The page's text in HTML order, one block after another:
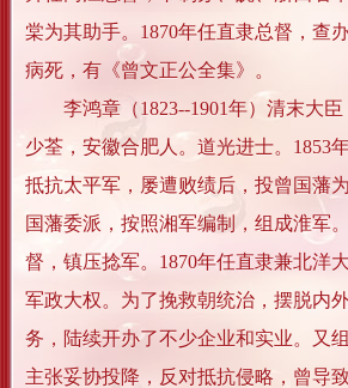
棠为其助手。1870年任直隶总督，查
病死，有《曾文正公全集》。
李鸿章（1823--1901年）清末大臣
少荃，安徽合肥人。道光进士。1853
抵抗太平军，屡遭败绩后，投曾国藩
国藩委派，按照湘军编制，组成淮军
督，镇压捻军。1870年任直隶兼北洋
军政大权。为了挽救朝统治，摆脱内
务，陆续开办了不少企业和实业。又
主张妥协投降，反对抵抗侵略，曾导